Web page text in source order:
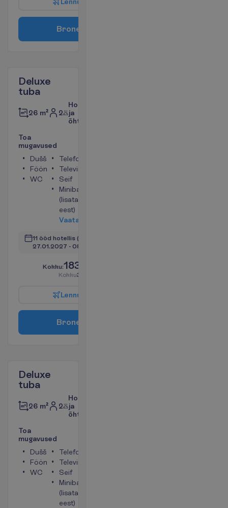
Brone
Deluxe
tuba
26 m² 2
Hommiku-
ja
õhtusöök
Toa
mugavused
Dušš
Föön
WC
Telefon
Televiisor
Seif
Minibaar
(lisatasu
eest)
Vaata
11 ööd hotellis (12 ööd kokku)
27.01.2027 - 08.02.2027
Kokku:1839.00
Kokku3678.00
Lennu
Brone
Deluxe
tuba
26 m² 2
Hommiku-
ja
õhtusöök
Toa
mugavused
Dušš
Föön
WC
Telefon
Televiisor
Seif
Minibaar
(lisatasu
eest)